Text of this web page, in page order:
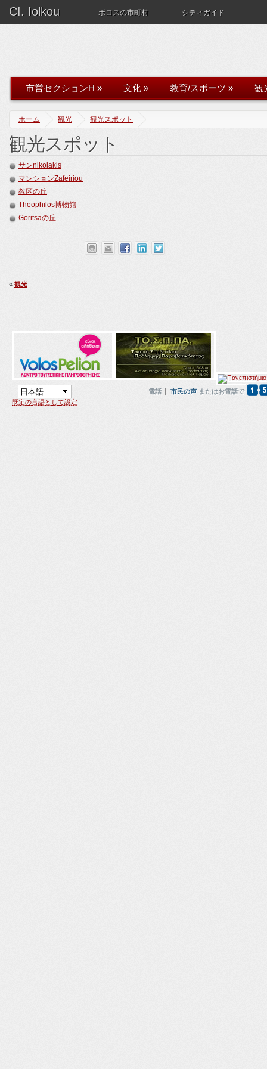
CI. Iolkou ボロスの市町村 シティガイド
市営セクションH » 文化 » 教育/スポーツ » 観
ホーム 観光 観光スポット
観光スポット
サンnikolakis
マンションZafeiriou
教区の丘
Theophilos博物館
Goritsaの丘
« 観光
既定の言語として設定
電話 市民の声 またはお電話で